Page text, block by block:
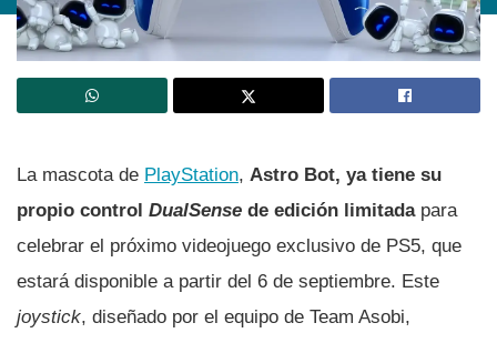
La mascota de PlayStation, Astro Bot, ya tiene su
propio control DualSense de edición limitadapara
celebrar el próximo videojuego exclusivo de PS5, que
estará disponible a partir del 6 de septiembre. Este
joystick, diseñado por el equipo de Team Asobi,